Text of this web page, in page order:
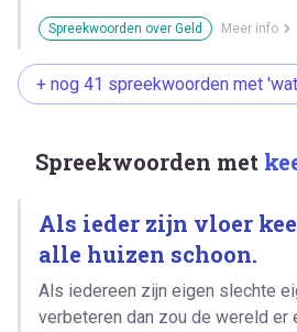
Spreekwoorden over Geld Meer info
+ nog 41 spreekwoorden met
Spreekwoorden met
Als ieder zijn vloer
alle huizen schoon.
Als iedereen zijn eigen slechte
verbeteren dan zou de wereld er